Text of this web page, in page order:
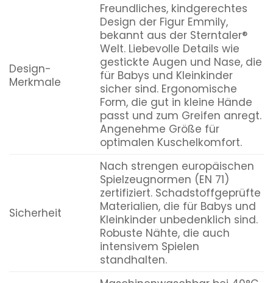
Design-
Merkmale
Freundliches, kindgerechtes
Design der Figur Emmily,
bekannt aus der Sterntaler®
Welt. Liebevolle Details wie
gestickte Augen und Nase, die
für Babys und Kleinkinder
sicher sind. Ergonomische
Form, die gut in kleine Hände
passt und zum Greifen anregt.
Angenehme Größe für
optimalen Kuschelkomfort.
Sicherheit
Nach strengen europäischen
Spielzeugnormen (EN 71)
zertifiziert. Schadstoffgeprüfte
Materialien, die für Babys und
Kleinkinder unbedenklich sind.
Robuste Nähte, die auch
intensivem Spielen
standhalten.